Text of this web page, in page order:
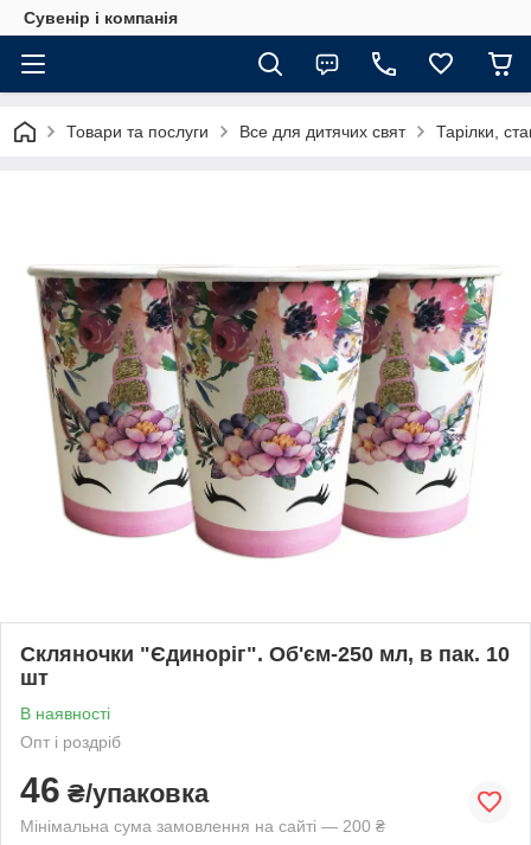
Сувенір і компанія
Товари та послуги Все для дитячих свят Тарілки,
Скляночки "Єдиноріг". Об'єм-250 мл, в пак. 10
шт
В наявності
Опт і роздріб
46 ₴/упаковка
Мінімальна сума замовлення на сайті — 200 ₴